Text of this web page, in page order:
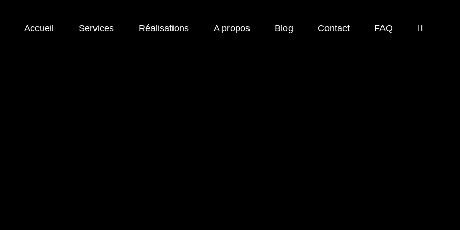
Accueil Services Réalisations A propos Blog Contact FAQ